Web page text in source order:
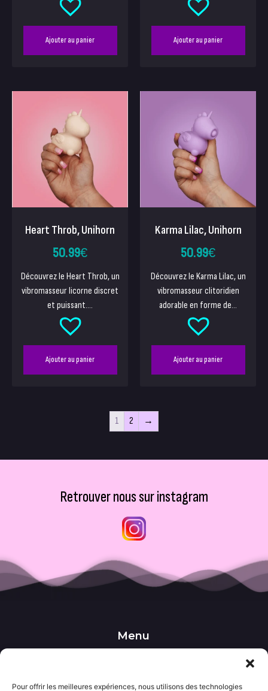
Pour offrir les meilleures expériences, nous utilisons des technologies
Ajouter au panier Ajouter au panier
Heart Throb, Unihorn
50.99€
Découvrez le Heart Throb, un
vibromasseur licorne discret
et puissant....
Ajouter au panier
Karma Lilac, Unihorn
50.99€
Découvrez le Karma Lilac, un
vibromasseur clitoridien
adorable en forme de...
Ajouter au panier
1 2 →
Retrouver nous sur instagram
Menu
••• Accueil
••• Wishlist